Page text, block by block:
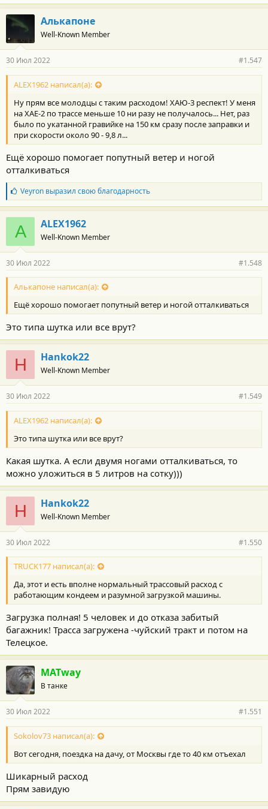
Алькапоне
Well-Known Member
30 Июл 2022 #1.547
ALEX1962 написал(а):
Ну прям все молодцы с таким расходом! ХАЮ-3 респект! У меня
на ХАЕ-2 по трассе меньше 10 ни разу не получалось... Нет, раз
было по укатанной гравийке на 150 км сразу после заправки и
при скорости около 90 - 9,8 л...
Ещё хорошо помогает попутный ветер и ногой
отталкиваться
Б
л
а
г
о
д
а
н
о
с
и
:
Veyronвыразил свою благодарность
A ALEX1962
Well-Known Member
30 Июл 2022 #1.548
Алькапоне написал(а):
Ещё хорошо помогает попутный ветер и ногой отталкиваться
Это типа шутка или все врут?
H Hankok22
Well-Known Member
30 Июл 2022 #1.549
ALEX1962 написал(а):
Это типа шутка или все врут?
Какая шутка. А если двумя ногами отталкиваться, то
можно уложиться в 5 литров на сотку)))
H Hankok22
Well-Known Member
30 Июл 2022 #1.550
TRUCK177 написал(а):
Да, этот и есть вполне нормальный трассовый расход с
работающим кондеем и разумной загрузкой машины.
Загрузка полная! 5 человек и до отказа забитый
багажник! Трасса загружена -чуйский тракт и потом на
Телецкое.
MATway
В танке
30 Июл 2022 #1.551
Sokolov73 написал(а):
Вот сегодня, поездка на дачу, от Москвы где то 40 км отъехал
Шикарный расход
Прям завидую